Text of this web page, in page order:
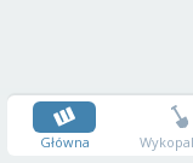
Główna